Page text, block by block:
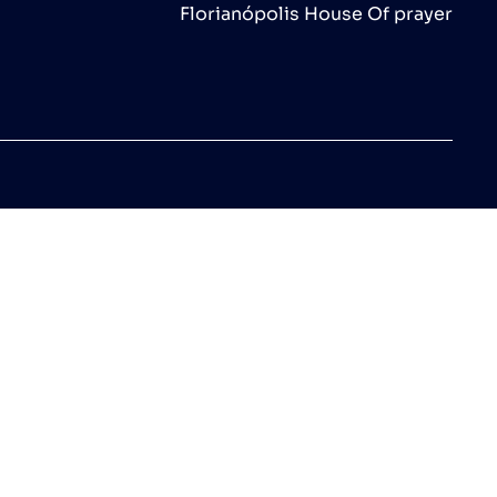
Florianópolis House Of prayer